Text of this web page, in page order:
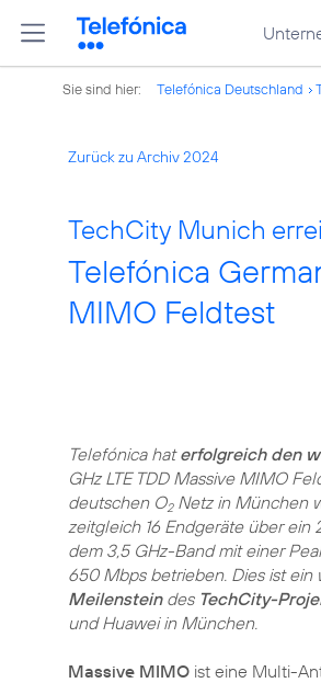
Sie sind hier: Telefónica Deutschland
Zurück zu Archiv 2024
TechCity Munich
Telefónica
MIMO Feldtest
Telefónica haterfolgreich den
GHz LTE TDD Massive MIMO
deutschen O2Netz in München
zeitgleich 16 Endgeräte über
dem 3,5 GHz-Band mit einer
650 Mbps betrieben. Dies ist ein
Meilensteindes TechCity-
und Huawei in München.
Massive MIMO ist eine Multi-